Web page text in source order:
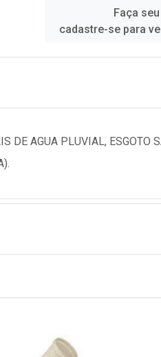
Faça
cadastre-se para
DE AGUA PLUVIAL, ESGOTO